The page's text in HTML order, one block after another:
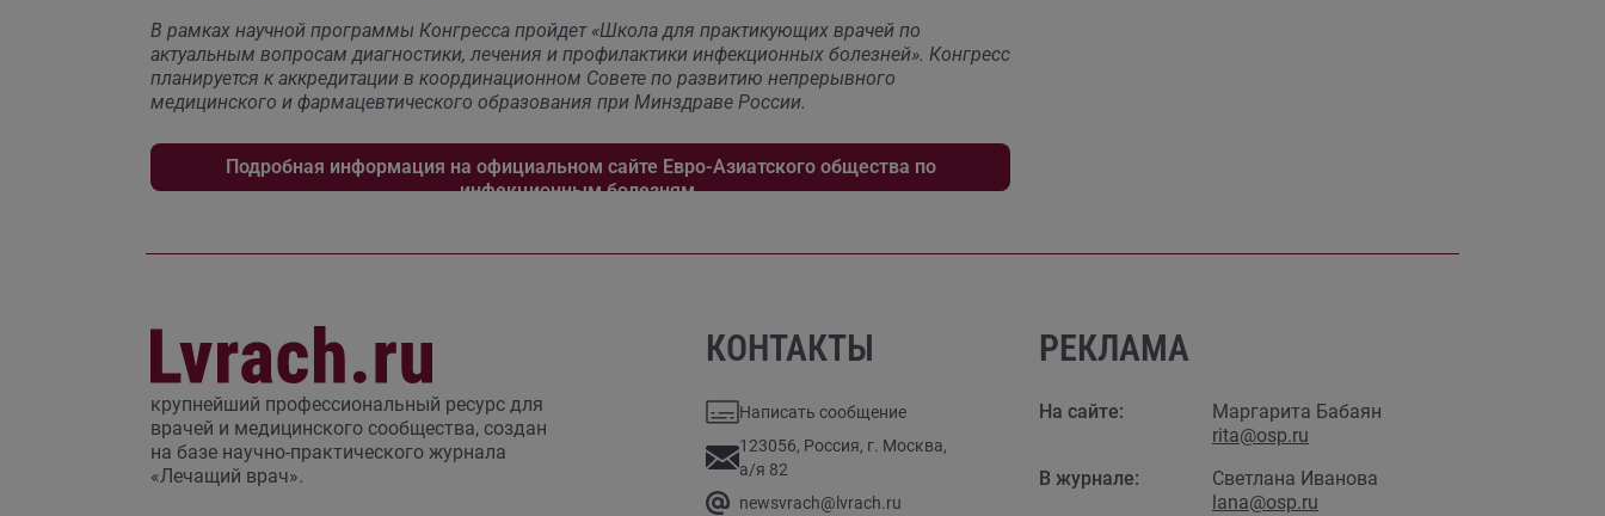
В рамках научной программы Конгресса пройдет «Школа для практикующих врачей по
актуальным вопросам диагностики, лечения и профилактики инфекционных болезней». Конгресс
планируется к аккредитации в координационном Совете по развитию непрерывного
медицинского и фармацевтического образования при Минздраве России.
Подробная информация на официальном сайте Евро-Азиатского общества по
инфекционным болезням.
крупнейший профессиональный ресурс для
врачей и медицинского сообщества, создан
на базе научно-практического журнала
«Лечащий врач».
КОНТАКТЫ
Написать сообщение
123056, Россия, г. Москва,
а/я 82
newsvrach@lvrach.ru
РЕКЛАМА
На сайте:
Маргарита Бабаян
rita@osp.ru
В журнале:
Светлана Иванова
lana@osp.ru